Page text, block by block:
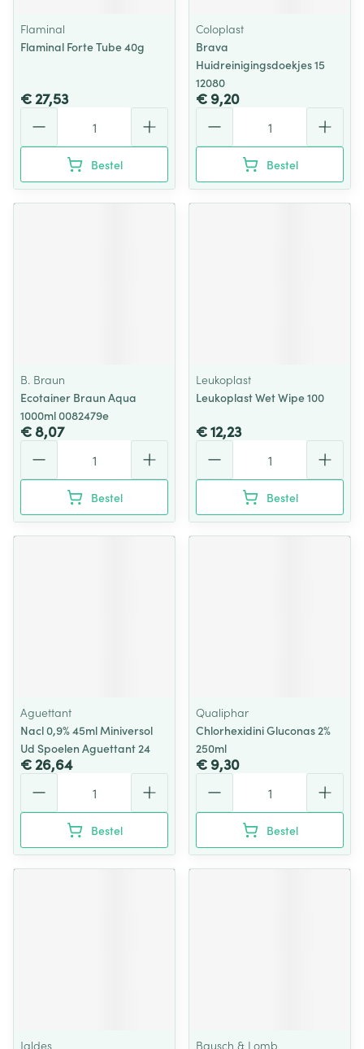
Flaminal
Flaminal Forte Tube 40g
€ 27,53
Bestel
Coloplast
Brava
Huidreinigingsdoekjes 15
12080
€ 9,20
Bestel
B. Braun
Ecotainer Braun Aqua
1000ml 0082479e
€ 8,07
Bestel
Leukoplast
Leukoplast Wet Wipe 100
€ 12,23
Bestel
Aguettant
Nacl 0,9% 45ml Miniversol
Ud Spoelen Aguettant 24
€ 26,64
Bestel
Qualiphar
Chlorhexidini Gluconas 2%
250ml
€ 9,30
Bestel
Jaldes Bausch & Lomb